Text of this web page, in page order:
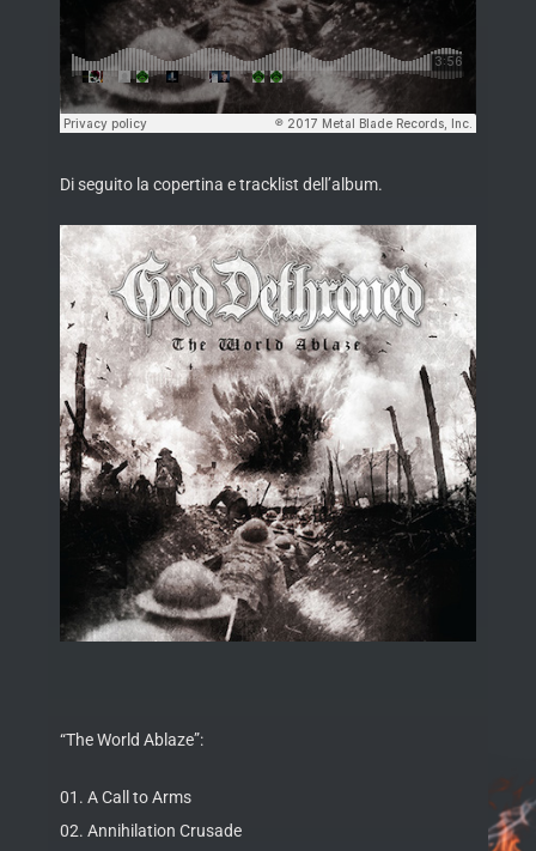
Di seguito la copertina e tracklist dell’album.
“The World Ablaze”:
01. A Call to Arms
02. Annihilation Crusade